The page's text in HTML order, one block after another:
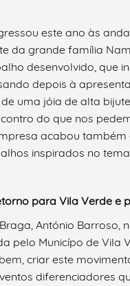
este ano às
da grande família
desenvolvido, que
depois à
uma jóia de alta
do que nos
acabou
inspirados no
para Vila Verde e
António
pelo Municípo de Vila
criar este
diferenciadores